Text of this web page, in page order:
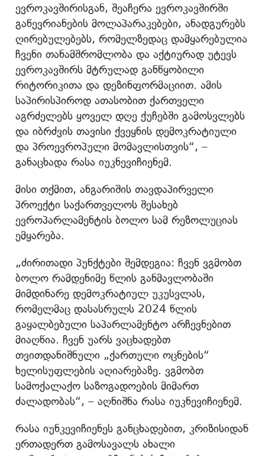
ევროკავშირისგან, შეაჩერა ევროკავშირში
გაწევრიანების მოლაპარაკებები, ანადგურებს
ღირებულებებს, რომელზედაც დამყარებულია
ჩვენი თანამშრომლობა და აქტიურად უტევს
ევროკავშირს მტრულად განწყობილი
რიტორიკითა და დეზინფორმაციით. ამის
საპირისპიროდ ათასობით ქართველი
აგრძელებს ყოველ დღე ქუჩებში გამოსვლებს
და იბრძვის თავისი ქვეყნის დემოკრატიული
და პროევროპული მომავლისთვის“, –
განაცხადა რასა იუკნევიჩიენემ.
მისი თქმით, ანგარიშის თავდაპირველი
პროექტი საქართველოს შესახებ
ევროპარლამენტის ბოლო სამ რეზოლუციას
ემყარება.
„ძირითადი პუნქტები შემდეგია: ჩვენ ვგმობთ
ბოლო რამდენიმე წლის განმავლობაში
მიმდინარე დემოკრატიულ უკუსვლას,
რომელმაც დასასრულს 2024 წლის
გაყალბებული საპარლამენტო არჩევნებით
მიაღწია. ჩვენ უარს ვაცხადებთ
თვითდანიშნული „ქართული ოცნების“
ხელისუფლების აღიარებაზე. ვგმობთ
სამოქალაქო საზოგადოების მიმართ
ძალადობას“, – აღნიშნა რასა იუკნევიჩიენემ.
რასა იუნკევიჩიენეს განცხადებით, კრიზისიდან
ერთადერთ გამოსავალს ახალი